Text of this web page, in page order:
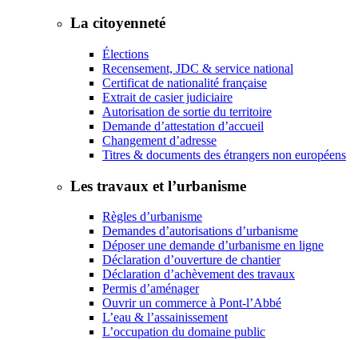
La citoyenneté
Élections
Recensement, JDC & service national
Certificat de nationalité française
Extrait de casier judiciaire
Autorisation de sortie du territoire
Demande d’attestation d’accueil
Changement d’adresse
Titres & documents des étrangers non européens
Les travaux et l’urbanisme
Règles d’urbanisme
Demandes d’autorisations d’urbanisme
Déposer une demande d’urbanisme en ligne
Déclaration d’ouverture de chantier
Déclaration d’achèvement des travaux
Permis d’aménager
Ouvrir un commerce à Pont-l’Abbé
L’eau & l’assainissement
L’occupation du domaine public